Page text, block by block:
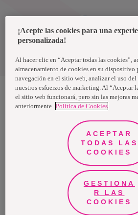
Términos y
Nosotras, una marca de Essity - una
mundo, utilizan nuestros productos,
propósito es romper barreras por el
consumidores, pacientes, cuidadores,
general. Vendemos en aproximadamente
principales marcas globales TENA y Tork,
como Actimove, Cutimed, JOBST, Knix,
Lotus, Modibodi, Nosotras, Saba, Tempo,
2024, Essity tuvo ventas de
euros y empleó a 36,000 personas. La sede
ubicada en Estocolmo, Suecia, y Essity
Más información en www.essity.com.
¡Acepte las cookies para una
personalizada!
Al hacer clic en “Aceptar todas las cookies”,
almacenamiento de cookies en su dispositivo
navegación en el sitio web, analizar el uso
nuestros esfuerzos de marketing. Al “Aceptar
el sitio web funcionará, pero sin las mejoras
anteriormente. Política de Cookies
ACEPTAR
TODAS LAS
COOKIES
GESTIONA
R LAS
COOKIES